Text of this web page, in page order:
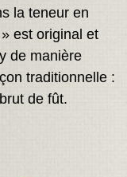
la teneur en
est original et
de manière
traditionnelle :
de fût.